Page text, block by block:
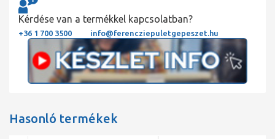
Kérdése van a termékkel kapcsolatban?
+36 1 700 3500 info@ferencziepuletgepeszet.hu
Hasonló termékek